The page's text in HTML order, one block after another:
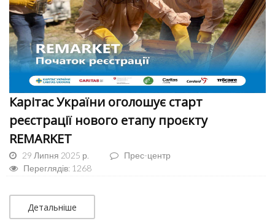
Карітас України оголошує старт
реєстрації нового етапу проєкту
REMARKET
29 Липня 2025 р.
Прес-центр
Переглядів: 1268
Детальніше